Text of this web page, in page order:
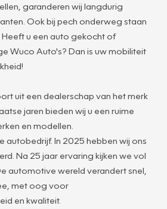
garanderen wij langdurig
Ook bij pech onderweg staan
Heeft u een auto gekocht of
Wuco Auto's? Dan is uw mobiliteit
uit een dealerschap van het merk
jaren bieden wij u een ruime
en modellen.
autobedrijf. In 2025 hebben wij ons
Na 25 jaar ervaring kijken we vol
automotive wereld verandert snel,
met oog voor
en kwaliteit.